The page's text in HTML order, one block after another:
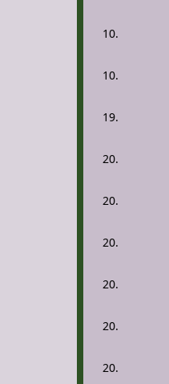
10.
10.
19.
20.
20.
20.
20.
20.
20.